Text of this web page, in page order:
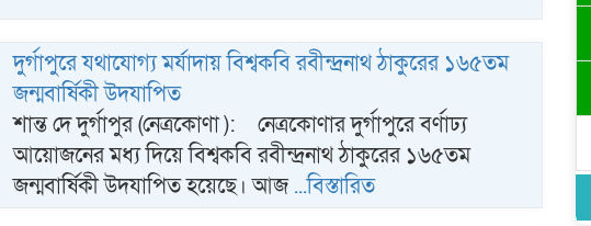
দুর্গাপুরে যথাযোগ্য মর্যাদায় বিশ্বকবি রবীন্দ্রনাথ ঠাকুরের ১৬৫তম
জন্মবার্ষিকী উদযাপিত
শান্ত দে দুর্গাপুর (নেত্রকোণা ): নেত্রকোণার দুর্গাপুরে বর্ণাঢ্য
আয়োজনের মধ্য দিয়ে বিশ্বকবি রবীন্দ্রনাথ ঠাকুরের ১৬৫তম
জন্মবার্ষিকী উদযাপিত হয়েছে। আজ...বিস্তারিত